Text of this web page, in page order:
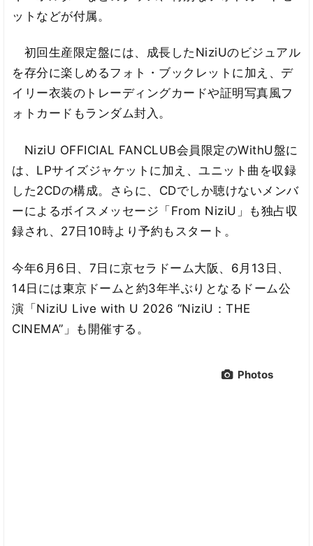
ットなどが付属。
初回生産限定盤には、成長したNiziUのビジュアル
を存分に楽しめるフォト・ブックレットに加え、デ
イリー衣装のトレーディングカードや証明写真風フ
ォトカードもランダム封入。
NiziU OFFICIAL FANCLUB会員限定のWithU盤に
は、LPサイズジャケットに加え、ユニット曲を収録
した2CDの構成。さらに、CDでしか聴けないメンバ
ーによるボイスメッセージ「From NiziU」も独占収
録され、27日10時より予約もスタート。
今年6月6日、7日に京セラドーム大阪、6月13日、
14日には東京ドームと約3年半ぶりとなるドーム公
演「NiziU Live with U 2026 “NiziU：THE
CINEMA”」も開催する。
Photos